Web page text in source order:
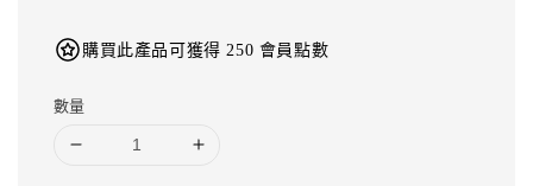
購買此產品可獲得 250 會員點數
數量